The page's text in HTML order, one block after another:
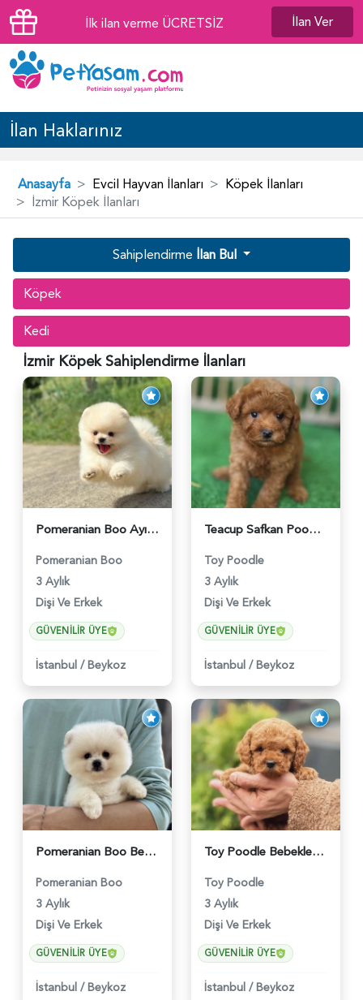
İlk ilan verme ÜCRETSİZ İlan Ver
İlan Haklarınız
Anasayfa Evcil Hayvan İlanları
Köpek İlanları
İzmir Köpek İlanları
Sahiplendirme İlan Bul
Köpek
Kedi
İzmir Köpek Sahiplendirme İlanları
Pomeranian Boo Ayıcık Surat Yavrularımız - 6025
Pomeranian Boo
3 Aylık
Dişi Ve Erkek
GÜVENILIR ÜYE
İstanbul / Beykoz
Teacup Safkan Poodle Yavrularımız - 5971
Toy Poodle
3 Aylık
Dişi Ve Erkek
GÜVENILIR ÜYE
İstanbul / Beykoz
Pomeranian Boo Bebekler 2 Aylıklar - 6021
Pomeranian Boo
3 Aylık
Dişi Ve Erkek
GÜVENILIR ÜYE
İstanbul / Beykoz
Toy Poodle Bebekler Yuva Arıyor - 5970
Toy Poodle
3 Aylık
Dişi Ve Erkek
GÜVENILIR ÜYE
İstanbul / Beykoz